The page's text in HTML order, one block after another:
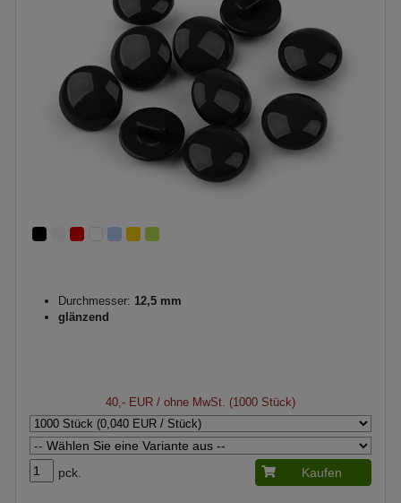
Durchmesser: 12,5 mm
glänzend
40,- EUR / ohne MwSt. (1000 Stück)
pck. Kaufen